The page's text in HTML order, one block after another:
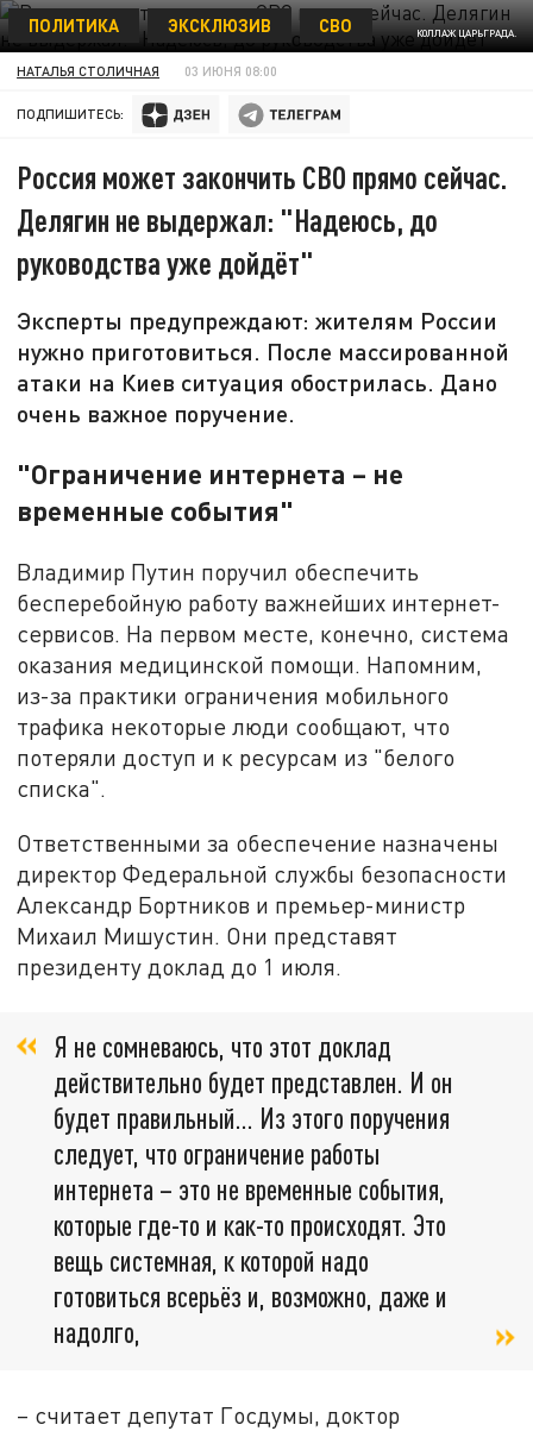
КОЛЛАЖ ЦАРЬГРАДА.
ПОЛИТИКА ЭКСКЛЮЗИВ СВО
НАТАЛЬЯ СТОЛИЧНАЯ 03 ИЮНЯ 08:00
ПОДПИШИТЕСЬ:
Россия может закончить СВО прямо сейчас.
Делягин не выдержал: "Надеюсь, до
руководства уже дойдёт"
Эксперты предупреждают: жителям России
нужно приготовиться. После массированной
атаки на Киев ситуация обострилась. Дано
очень важное поручение.
"Ограничение интернета – не
временные события"
Владимир Путин поручил обеспечить
бесперебойную работу важнейших интернет-
сервисов. На первом месте, конечно, система
оказания медицинской помощи. Напомним,
из-за практики ограничения мобильного
трафика некоторые люди сообщают, что
потеряли доступ и к ресурсам из "белого
списка".
Ответственными за обеспечение назначены
директор Федеральной службы безопасности
Александр Бортников и премьер-министр
Михаил Мишустин. Они представят
президенту доклад до 1 июля.
Я не сомневаюсь, что этот доклад
действительно будет представлен. И он
будет правильный... Из этого поручения
следует, что ограничение работы
интернета – это не временные события,
которые где-то и как-то происходят. Это
вещь системная, к которой надо
готовиться всерьёз и, возможно, даже и
надолго,
– считает депутат Госдумы, доктор